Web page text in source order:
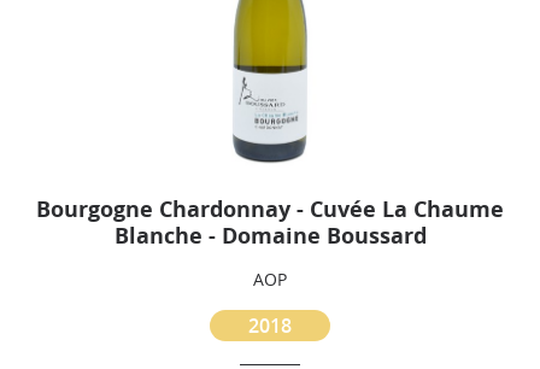
Bourgogne Chardonnay - Cuvée La Chaume
Blanche - Domaine Boussard
AOP
2018